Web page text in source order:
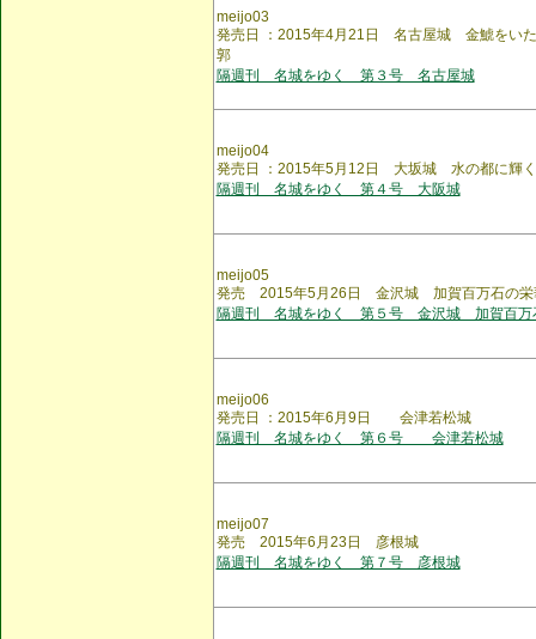
meijo03
発売日 ：2015年4月21日 名古屋城 金鯱をいた
郭
隔週刊 名城をゆく 第３号 名古屋城
meijo04
発売日 ：2015年5月12日 大坂城 水の都に輝く
隔週刊 名城をゆく 第４号 大阪城
meijo05
発売 2015年5月26日 金沢城 加賀百万石の栄
隔週刊 名城をゆく 第５号 金沢城 加賀百万
meijo06
発売日 ：2015年6月9日 会津若松城
隔週刊 名城をゆく 第６号 会津若松城
meijo07
発売 2015年6月23日 彦根城
隔週刊 名城をゆく 第７号 彦根城